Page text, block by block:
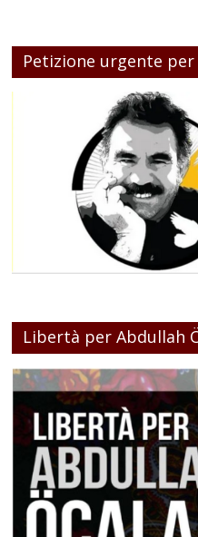
Petizione urgente
Libertà per Abdullah